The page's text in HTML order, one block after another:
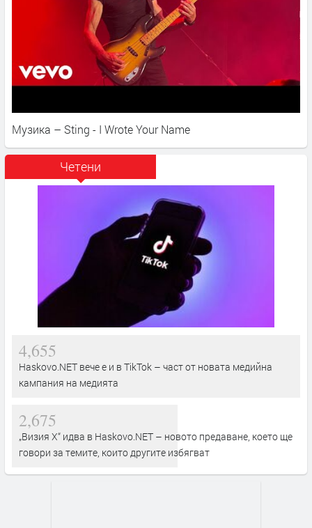
Музика – Sting - I Wrote Your Name
Четени
4,655
Haskovo.NET вече е и в TikTok – част от новата медийна
кампания на медията
2,675
„Визия Х“ идва в Haskovo.NET – новото предаване, което ще
говори за темите, които другите избягват